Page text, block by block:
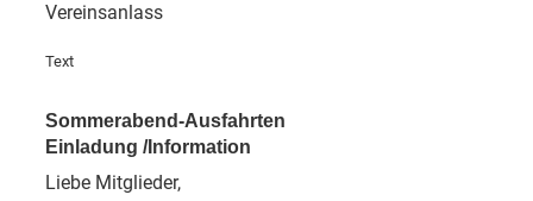
Vereinsanlass
Text
Sommerabend-Ausfahrten
Einladung /Information
Liebe Mitglieder,